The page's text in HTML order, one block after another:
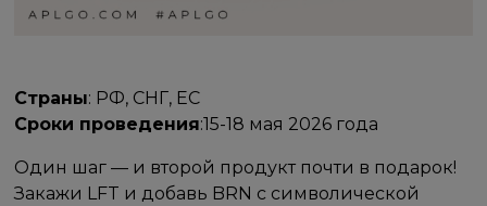
Страны: РФ, СНГ, ЕС
Сроки проведения:15-18 мая 2026 года
Один шаг — и второй продукт почти в подарок!
Закажи LFT и добавь BRN с символической